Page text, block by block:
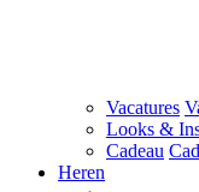
Vacatures
Looks &
Cadeau
Heren